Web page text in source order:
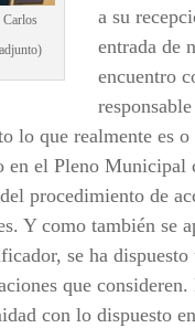
Carlos
a su
entrada de
encuentro
lo que realmente es
en el Pleno Municipal
procedimiento de
Y como también se
se ha
que
con lo dispuesto